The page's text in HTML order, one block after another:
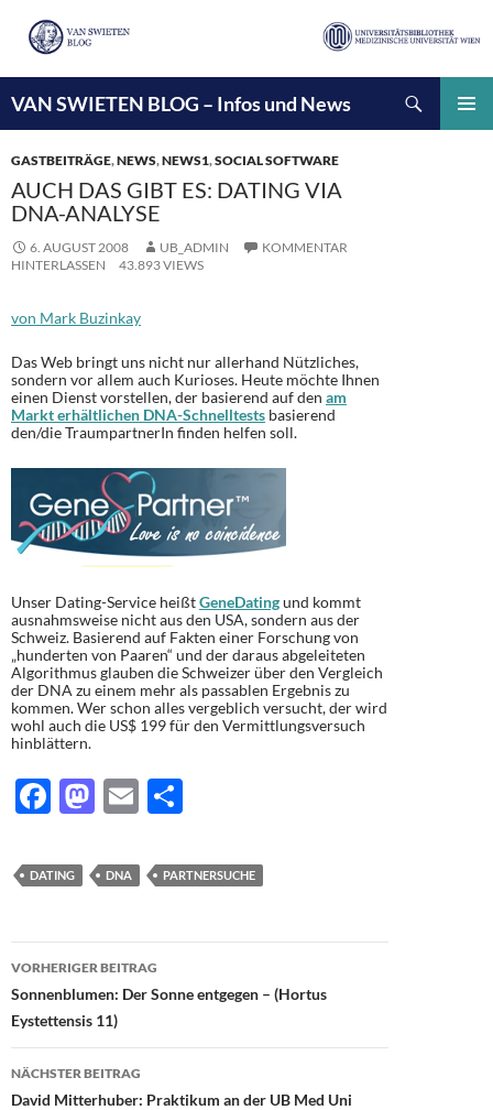
VAN SWIETEN BLOG – Infos und News
INHALT
SPRINGEN
GASTBEITRÄGE,NEWS,NEWS1,SOCIAL SOFTWARE
AUCH DAS GIBT ES: DATING VIA
DNA-ANALYSE
6. AUGUST 2008 UB_ADMIN
KOMMENTAR
HINTERLASSEN
43.893 VIEWS
von Mark Buzinkay
Das Web bringt uns nicht nur allerhand Nützliches,
sondern vor allem auch Kurioses. Heute möchte Ihnen
einen Dienst vorstellen, der basierend auf den am
Markt erhältlichen DNA-Schnelltests basierend
den/die TraumpartnerIn finden helfen soll.
Unser Dating-Service heißtGeneDatingund kommt
ausnahmsweise nicht aus den USA, sondern aus der
Schweiz. Basierend auf Fakten einer Forschung von
„hunderten von Paaren“ und der daraus abgeleiteten
Algorithmus glauben die Schweizer über den Vergleich
der DNA zu einem mehr als passablen Ergebnis zu
kommen. Wer schon alles vergeblich versucht, der wird
wohl auch die US$ 199 für den Vermittlungsversuch
hinblättern.
F
e
o
o
k
M
to
o
n
E
ail le
DATING DNA PARTNERSUCHE
Beitragsnavigation
VORHERIGER BEITRAG
Sonnenblumen: Der Sonne entgegen – (Hortus
Eystettensis 11)
NÄCHSTER BEITRAG
David Mitterhuber: Praktikum an der UB Med Uni